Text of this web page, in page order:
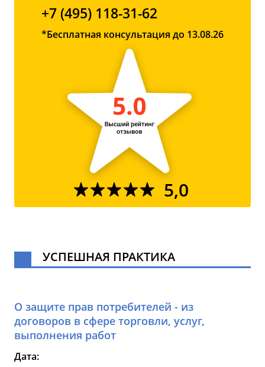
+7 (495) 118-31-62
*Бесплатная консультация до 13.08.26
5,0
УСПЕШНАЯ ПРАКТИКА
О защите прав потребителей - из
договоров в сфере торговли, услуг,
выполнения работ
Дата: